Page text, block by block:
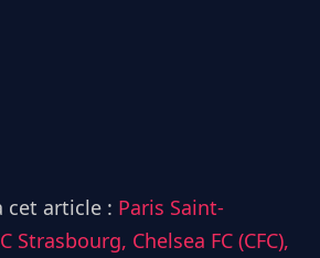
cet article : Paris Saint-
Strasbourg, Chelsea FC (CFC),